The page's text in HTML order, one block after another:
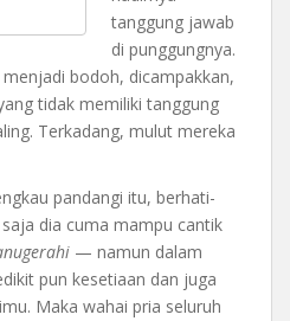
tanggung jawab
di punggungnya.
bodoh, dicampakkan,
tidak memiliki tanggung
Terkadang, mulut mereka
pandangi itu, berhati-
dia cuma mampu cantik
— namun dalam
pun kesetiaan dan juga
Maka wahai pria seluruh